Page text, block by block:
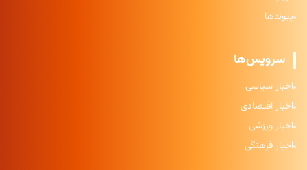
پیوندها
سرویس‌ها
اخبار سیاسی
اخبار اقتصادی
اخبار ورزشی
اخبار فرهنگی